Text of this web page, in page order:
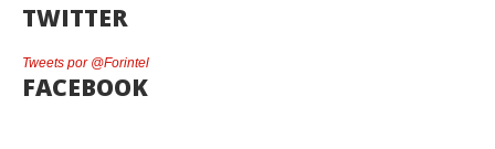
TWITTER
Tweets por @Forintel
FACEBOOK